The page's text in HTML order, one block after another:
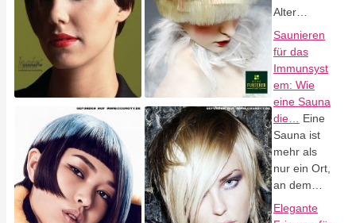
Alter…
Saunieren
für das
Immunsyst
em: Wie
eine Sauna
die…
Eine
Sauna ist
mehr als
nur ein Ort,
an dem…
Elegante